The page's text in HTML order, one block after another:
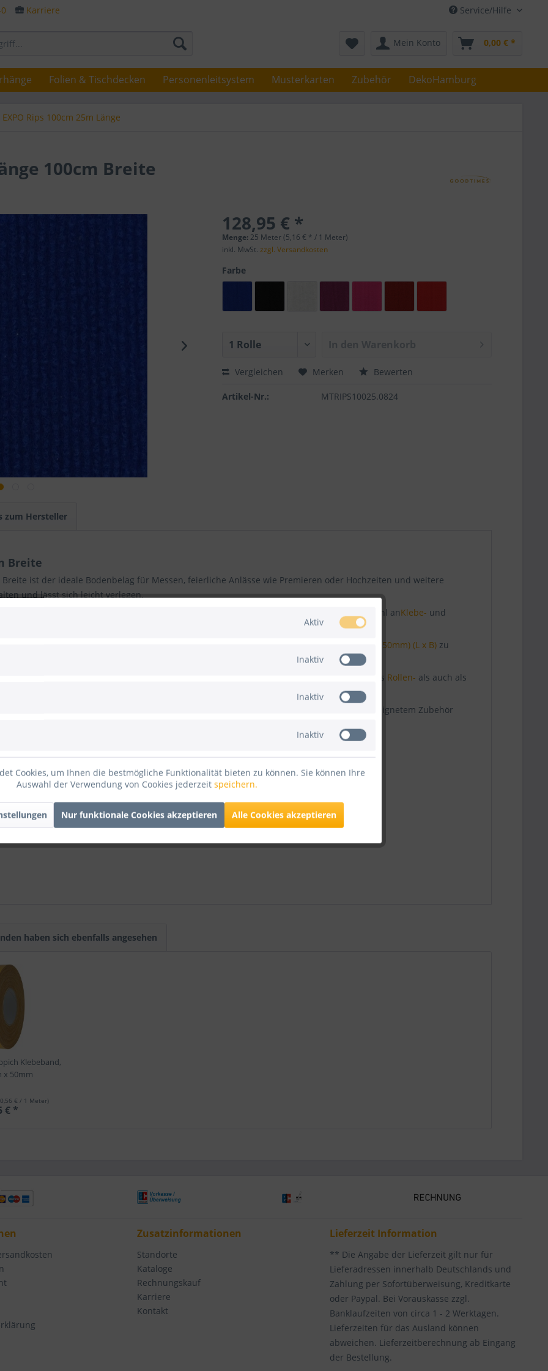
Service/Hilfe
Karriere
Mein Konto 0,00 € *
Folien & Tischdecken Personenleitsystem Musterkarten Zubehör DekoHamburg
EXPO Rips 100cm 25m Länge
100cm Breite
128,95 € *
Menge: 25 Meter (5,16 € * / 1 Meter)
inkl. MwSt.zzgl. Versandkosten
Farbe
Vergleichen Merken Bewerten
Artikel-Nr.: MTRIPS10025.0824
zum Hersteller
Breite
ist der ideale Bodenbelag für Messen, feierliche Anlässe wie Premieren oder Hochzeiten und weitere
und lässt sich leicht verlegen.
wir Ihnen unser passendes Zubehör. In der Rubrik „Zubehör“ finden Sie eine große Auswahl anKlebe- und
Fliesen, Marmor, usw.) Nopi Schutzband transparent (66m x 50mm) (L x B) zu
zu kleben.
. Zudem bieten wir Rips Messeteppich in 2m Breite an, sowohl als Rollen- als auch als
gegen einen geringen Aufpreis zu. Bei Fragen zu unseren Rips Messeteppichen oder geeignetem Zubehör
25m Länge 100cm Breite"
haben sich ebenfalls angesehen
Klebeband,
x 50mm
€ / 1 Meter)
€ *
Zusatzinformationen
Standorte
Kataloge
Rechnungskauf
Karriere
Kontakt
Lieferzeit Information
** Die Angabe der Lieferzeit gilt nur für
Lieferadressen innerhalb Deutschlands und
Zahlung per Sofortüberweisung, Kreditkarte
oder Paypal. Bei Vorauskasse zzgl.
Banklaufzeiten von circa 1 - 2 Werktagen.
Lieferzeiten für das Ausland können
abweichen. Lieferzeitberechnung ab Eingang
der Bestellung.
Aktiv
Inaktiv
Inaktiv
Inaktiv
Cookies, um Ihnen die bestmögliche Funktionalität bieten zu können. Sie können Ihre
Auswahl der Verwendung von Cookies jederzeit speichern.
Nur funktionale Cookies akzeptieren Alle Cookies akzeptieren